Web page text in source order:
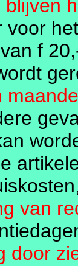
voor
f
van
door